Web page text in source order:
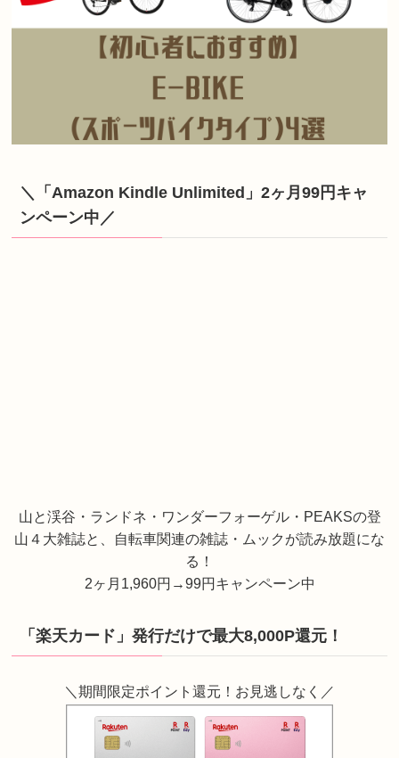
＼「Amazon Kindle Unlimited」2ヶ月99円キャ
ンペーン中／
山と渓谷・ランドネ・ワンダーフォーゲル・PEAKSの登
山４大雑誌と、自転車関連の雑誌・ムックが読み放題にな
る！
2ヶ月1,960円→99円キャンペーン中
「楽天カード」発行だけで最大8,000P還元！
＼期間限定ポイント還元！お見逃しなく／